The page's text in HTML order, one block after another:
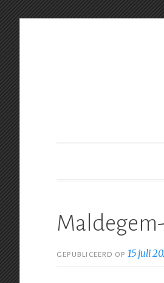
GEPUBLICEERD OP15 juli